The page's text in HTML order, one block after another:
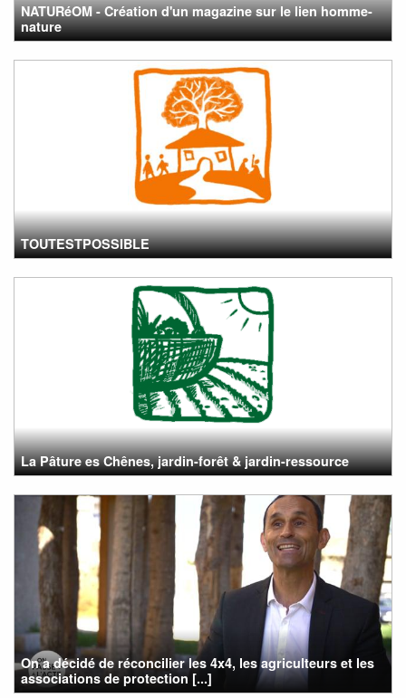
NATURéOM - Création d'un magazine sur le lien homme-
nature
TOUTESTPOSSIBLE
La Pâture es Chênes, jardin-forêt & jardin-ressource
On a décidé de réconcilier les 4x4, les agriculteurs et les
associations de protection [...]